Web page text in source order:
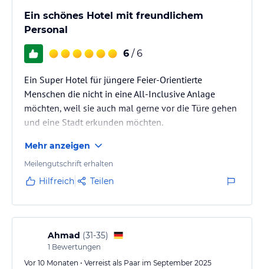
Ein schönes Hotel mit freundlichem
Personal
6 / 6
Ein Super Hotel für jüngere Feier-Orientierte
Menschen die nicht in eine All-Inclusive Anlage
möchten, weil sie auch mal gerne vor die Türe gehen
und eine Stadt erkunden möchten.
empfehlen.
Die Zimmer sind zwar recht klein, aber dafür war die
Mehr anzeigen
Meilengutschrift erhalten
Hilfreich Teilen
Ahmad (31-35)
1 Bewertungen
Vor 10 Monaten • Verreist als Paar im September 2025